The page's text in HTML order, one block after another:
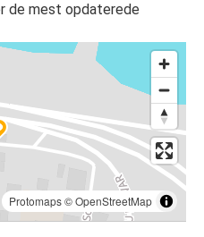
de mest opdaterede
Protomaps©OpenStreetMap